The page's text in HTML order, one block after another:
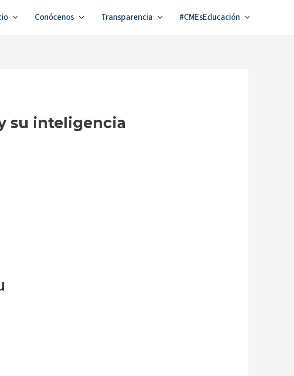
Conócenos Transparencia #CMEsEducación
su inteligencia